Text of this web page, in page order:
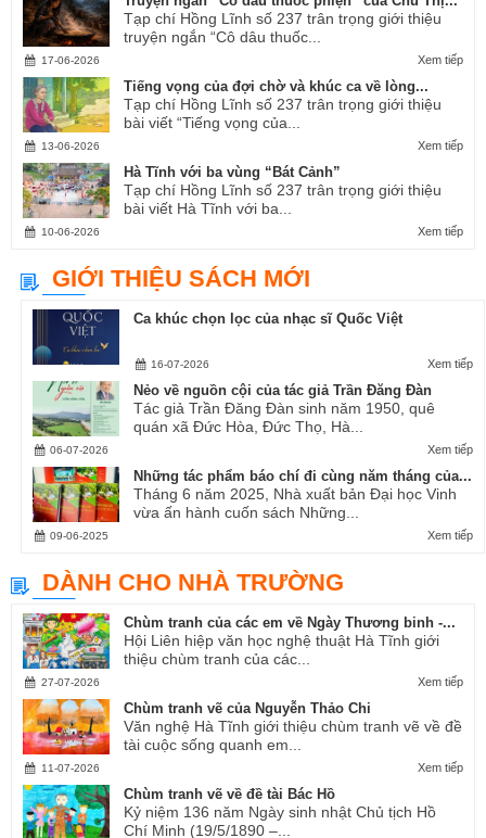
Tạp chí Hồng Lĩnh số 237 trân trọng giới thiệu
truyện ngắn “Cô dâu thuốc...
Xem tiếp
17-06-2026
Tiếng vọng của đợi chờ và khúc ca về lòng...
Tạp chí Hồng Lĩnh số 237 trân trọng giới thiệu
bài viết “Tiếng vọng của...
Xem tiếp
13-06-2026
Hà Tĩnh với ba vùng “Bát Cảnh”
Tạp chí Hồng Lĩnh số 237 trân trọng giới thiệu
bài viết Hà Tĩnh với ba...
Xem tiếp
10-06-2026
GIỚI THIỆU SÁCH MỚI
Ca khúc chọn lọc của nhạc sĩ Quốc Việt
Xem tiếp
16-07-2026
Nẻo về nguồn cội của tác giả Trần Đăng Đàn
Tác giả Trần Đăng Đàn sinh năm 1950, quê
quán xã Đức Hòa, Đức Thọ, Hà...
Xem tiếp
06-07-2026
Những tác phẩm báo chí đi cùng năm tháng của...
Tháng 6 năm 2025, Nhà xuất bản Đại học Vinh
vừa ấn hành cuốn sách Những...
Xem tiếp
09-06-2025
DÀNH CHO NHÀ TRƯỜNG
Chùm tranh của các em về Ngày Thương binh -...
Hội Liên hiệp văn học nghệ thuật Hà Tĩnh giới
thiệu chùm tranh của các...
Xem tiếp
27-07-2026
Chùm tranh vẽ của Nguyễn Thảo Chi
Văn nghệ Hà Tĩnh giới thiệu chùm tranh vẽ về đề
tài cuộc sống quanh em...
Xem tiếp
11-07-2026
Chùm tranh vẽ về đề tài Bác Hồ
Kỷ niệm 136 năm Ngày sinh nhật Chủ tịch Hồ
Chí Minh (19/5/1890 –...